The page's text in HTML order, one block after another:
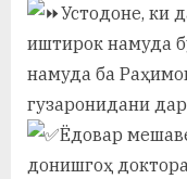
Устодоне, ки
иштирок намуда
намуда ба
гузаронидани
Ёдовар
донишгоҳ